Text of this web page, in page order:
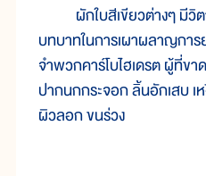
ผักใบสีเขียวต่างๆ มีวิต
บทบาทในการเผาผลาญกา
จำพวกคาร์โบไฮเดรต ผู้ที่ข
ปากนกกระจอก ลิ้นอักเสบ เ
ผิวลอก ขนร่วง